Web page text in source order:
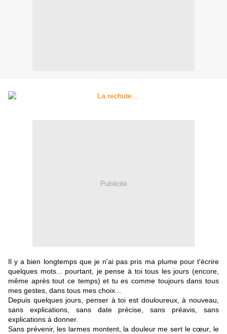
Publicité
Il y a bien longtemps que je n'ai pas pris ma plume pour t'écrire
quelques mots... pourtant, je pense à toi tous les jours (encore,
même après tout ce temps) et tu es comme toujours dans tous
mes gestes, dans tous mes choix...
Depuis quelques jours, penser à toi est douloureux, à nouveau,
sans explications, sans date précise, sans préavis, sans
explications à donner.
Sans prévenir, les larmes montent, la douleur me sert le cœur, le